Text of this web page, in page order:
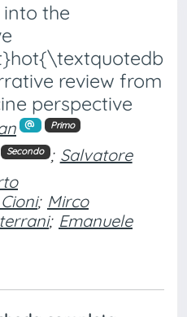
the
review from
perspective
Primo
Secondo ; Salvatore
; Mirco
; Emanuele